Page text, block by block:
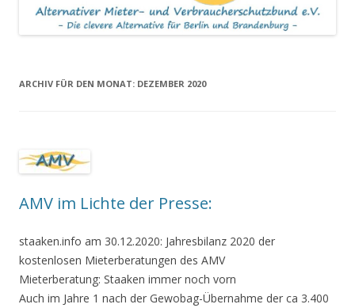
ARCHIV FÜR DEN MONAT: DEZEMBER 2020
AMV im Lichte der Presse:
staaken.info am 30.12.2020: Jahresbilanz 2020 der
kostenlosen Mieterberatungen des AMV
Mieterberatung: Staaken immer noch vorn
Auch im Jahre 1 nach der Gewobag-Übernahme der ca 3.400